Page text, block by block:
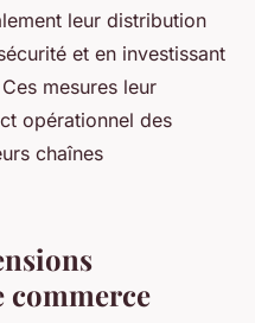
leur distribution
et en investissant
mesures leur
opérationnel des
chaînes
commerce